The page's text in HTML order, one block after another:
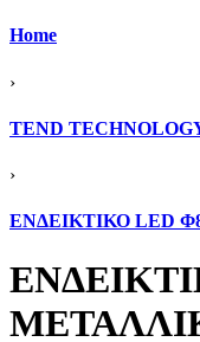
Home
›
TEND
›
ΕΝΔΕΙΚΤΙΚΟ LED